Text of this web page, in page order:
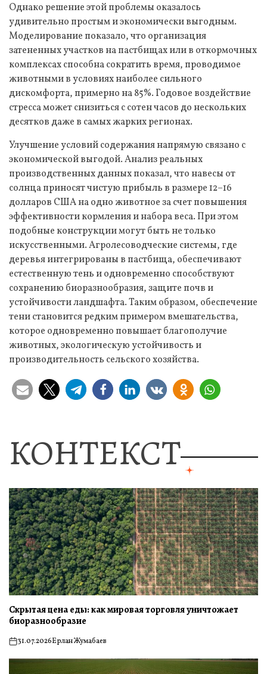
Однако решение этой проблемы оказалось
удивительно простым и экономически выгодным.
Моделирование показало, что организация
затененных участков на пастбищах или в откормочных
комплексах способна сократить время, проводимое
животными в условиях наиболее сильного
дискомфорта, примерно на 85%. Годовое воздействие
стресса может снизиться с сотен часов до нескольких
десятков даже в самых жарких регионах.
Улучшение условий содержания напрямую связано с
экономической выгодой. Анализ реальных
производственных данных показал, что навесы от
солнца приносят чистую прибыль в размере 12–16
долларов США на одно животное за счет повышения
эффективности кормления и набора веса. При этом
подобные конструкции могут быть не только
искусственными. Агролесоводческие системы, где
деревья интегрированы в пастбища, обеспечивают
естественную тень и одновременно способствуют
сохранению биоразнообразия, защите почв и
устойчивости ландшафта. Таким образом, обеспечение
тени становится редким примером вмешательства,
которое одновременно повышает благополучие
животных, экологическую устойчивость и
производительность сельского хозяйства.
КОНТЕКСТ
Скрытая цена еды: как мировая торговля уничтожает
биоразнообразие
on31.07.2026Ерлан Жумабаев